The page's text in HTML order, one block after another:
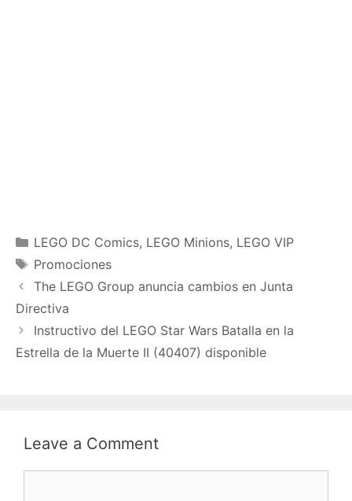
Categories
LEGO DC Comics, LEGO Minions, LEGO VIP
Tags
Promociones
The LEGO Group anuncia cambios en Junta
Directiva
Instructivo del LEGO Star Wars Batalla en la
Estrella de la Muerte II (40407) disponible
Leave a Comment